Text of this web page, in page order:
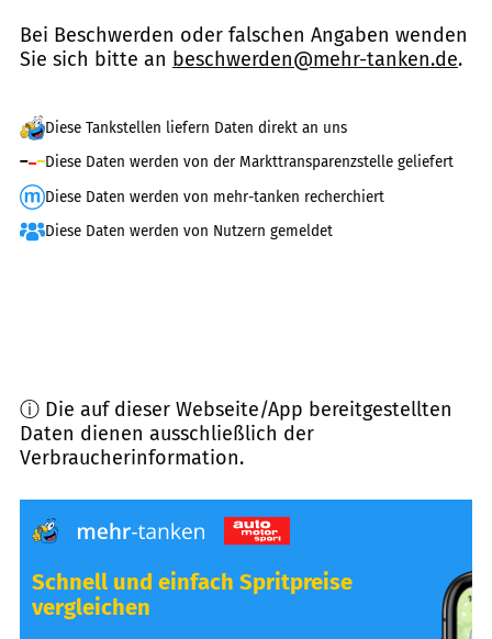
Bei Beschwerden oder falschen Angaben wenden
Sie sich bitte an beschwerden@mehr-tanken.de.
Diese Tankstellen liefern Daten direkt an uns
Diese Daten werden von der Markttransparenzstelle geliefert
Diese Daten werden von mehr-tanken recherchiert
Diese Daten werden von Nutzern gemeldet
ⓘ Die auf dieser Webseite/App bereitgestellten
Daten dienen ausschließlich der
Verbraucherinformation.
Schnell und einfach Spritpreise
vergleichen